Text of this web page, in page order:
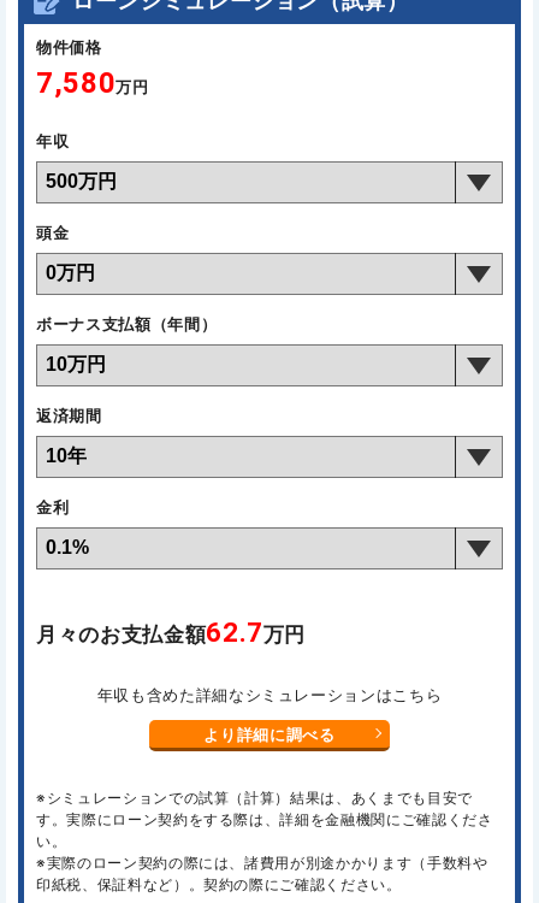
物件価格
7,580万円
年収
頭金
ボーナス支払額（年間）
返済期間
金利
月々のお支払金額62.7万円
年収も含めた詳細なシミュレーションはこちら
より詳細に調べる
※シミュレーションでの試算（計算）結果は、あくまでも目安で
す。実際にローン契約をする際は、詳細を金融機関にご確認くださ
い。
※実際のローン契約の際には、諸費用が別途かかります（手数料や
印紙税、保証料など）。契約の際にご確認ください。